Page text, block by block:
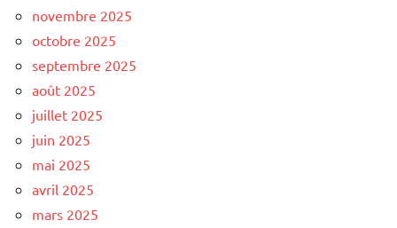
novembre 2025
octobre 2025
septembre 2025
août 2025
juillet 2025
juin 2025
mai 2025
avril 2025
mars 2025